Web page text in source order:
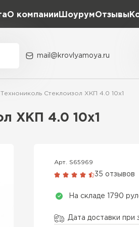
для кровли
О компании ШоурумОтзывы
mail@krovlyamoya.ru
Стеклоизол ХКП 4.0 10х1
ХКП 4.0 10х1
Арт. S65969
35 отзывов
На складе 1790
Дата доставки при